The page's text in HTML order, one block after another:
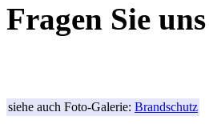
Fragen Sie
siehe auch Foto-Galerie: Brandschutz